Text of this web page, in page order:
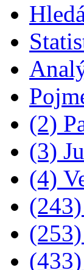
(2)
(3)
(4)